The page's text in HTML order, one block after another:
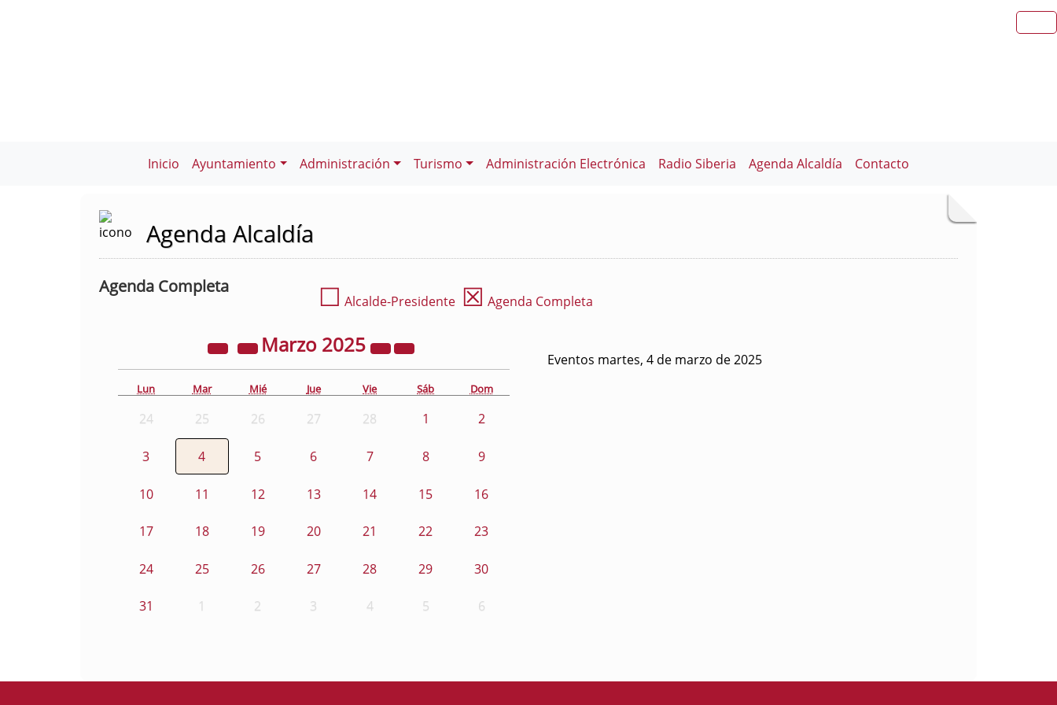
Inicio Ayuntamiento Administración Turismo Administración Electrónica Radio Siberia Agenda Alcaldía Contacto
Agenda Alcaldía
Agenda Completa ☐ Alcalde-Presidente ☒ Agenda Completa
Marzo 2025
Lun Mar Mié Jue Vie Sáb Dom
24 25 26 27 28 1 2
3 4 5 6 7 8 9
10 11 12 13 14 15 16
17 18 19 20 21 22 23
24 25 26 27 28 29 30
31 1 2 3 4 5 6
Eventos martes, 4 de marzo de 2025